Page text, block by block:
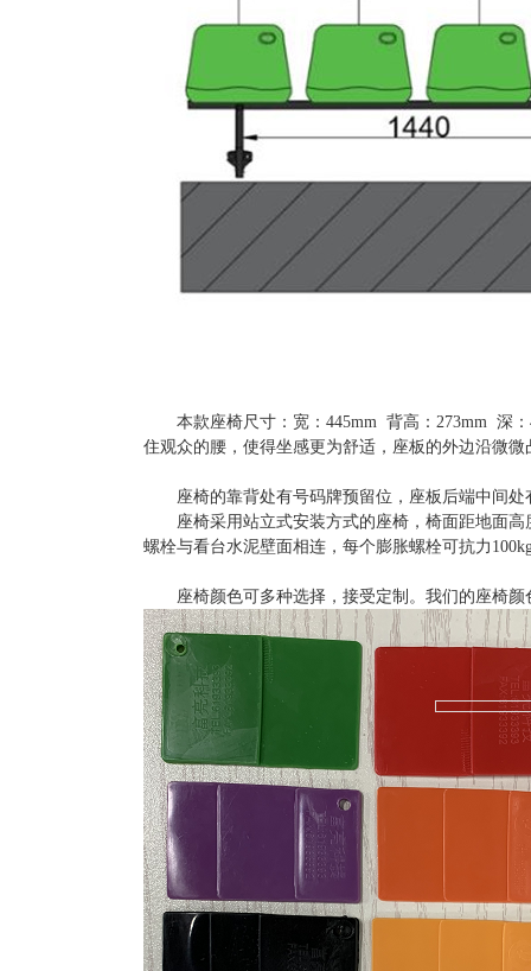
本款座椅尺寸：宽： 445mm 背高： 273mm 深：
住观众的腰，使得坐感更为舒适，座板的外边沿微
座椅的靠背处有号码牌预留位，座板后端中间
座椅采用站立式安装方式的座椅，椅面距地面高
螺栓与看台水泥壁面相连，每个膨胀螺栓可抗力 1
座椅颜色可多种选择，接受定制。我们的座椅